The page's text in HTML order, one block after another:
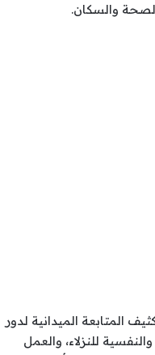
الصحة والسكان.
المتابعة الميدانية لدور
للنزلاء، والعمل